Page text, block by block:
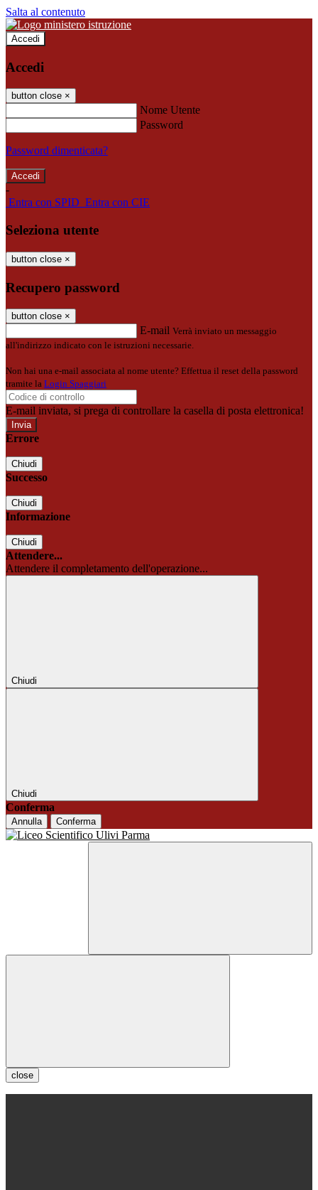
Salta al contenuto
Accedi
Accedi
button close ×
Nome Utente
Password
Password dimenticata?
-
Entra con SPID Entra con CIE
Seleziona utente
button close ×
Recupero password
button close ×
E-mail Verrà inviato un messaggio
all'indirizzo indicato con le istruzioni necessarie.
Non hai una e-mail associata al nome utente? Effettua il reset della password
tramite la Login Spaggiari
E-mail inviata, si prega di controllare la casella di posta elettronica!
Errore
Chiudi
Successo
Chiudi
Informazione
Chiudi
Attendere...
Attendere il completamento dell'operazione...
Chiudi
Chiudi
Conferma
Annulla Conferma
close